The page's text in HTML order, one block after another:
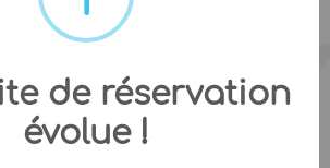
de réservation
évolue !